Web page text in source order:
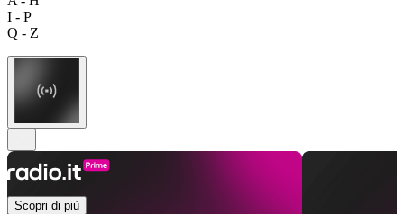
I - P
Q - Z
Scopri di più